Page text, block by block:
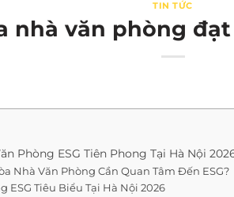
TIN TỨC
nhà văn phòng đạt
Phòng ESG Tiên Phong Tại Hà Nội
Nhà Văn Phòng Cần Quan Tâm Đến ESG?
ESG Tiêu Biểu Tại Hà Nội 2026